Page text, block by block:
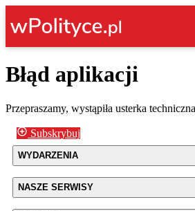
Błąd aplikacji
Przepraszamy, wystąpiła usterka
Subskrybuj
WYDARZENIA
NASZE SERWISY